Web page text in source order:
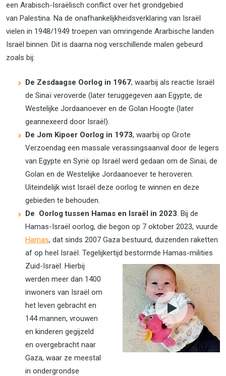
een Arabisch-Israëlisch conflict over het grondgebied
van Palestina. Na de onafhankelijkheidsverklaring van Israël
vielen in 1948/1949 troepen van omringende Ararbische landen
Israël binnen. Dit is daarna nog verschillende malen gebeurd
zoals bij:
De Zesdaagse Oorlog in 1967, waarbij als reactie Israël
de Sinaï veroverde (later teruggegeven aan Egypte, de
Westelijke Jordaanoever en de Golan Hoogte (later
geannexeerd door Israël).
De Jom Kipoer Oorlog in 1973, waarbij op Grote
Verzoendag een massale verassingsaanval door de legers
van Egypte en Syrië op Israël werd gedaan om de Sinaï, de
Golan en de Westelijke Jordaanoever te heroveren.
Uiteindelijk wist Israël deze oorlog te winnen en deze
gebieden te behouden.
De Oorlog tussen Hamas en Israël in 2023. Bij de
Hamas-Israël oorlog, die begon op 7 oktober 2023, vuurde
Hamas, dat sinds 2007 Gaza bestuurd, duizenden raketten
af op heel Israël. Tegelijkertijd bestormde Hamas-milities
Zuid-Israël. Hierbij
werden meer dan 1400
inwoners van Israël om
het leven gebracht en
144 mannen, vrouwen
en kinderen gegijzeld
en overgebracht naar
Gaza, waar ze meestal
in ondergrondse